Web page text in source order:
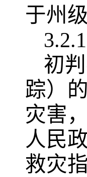
于州
初
踪）
灾害
人民
救灾